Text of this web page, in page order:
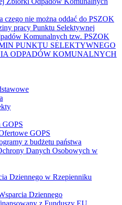
czego nie można oddać do PSZOK
pracy Punktu Selektywnej
Komunalnych tzw. PSZOK
PUNKTU SELEKTYWNEGO
ODPADÓW KOMUNALNYCH
GOPS
GOPS
z budżetu państwa
Danych Osobowych w
Dziennego w Rzepienniku
Dziennego